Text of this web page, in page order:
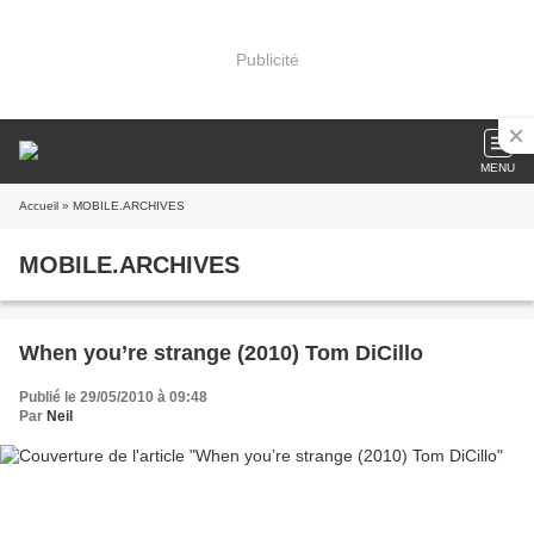
Publicité
MENU
Accueil » MOBILE.ARCHIVES
MOBILE.ARCHIVES
When you’re strange (2010) Tom DiCillo
Publié le 29/05/2010 à 09:48
Par Neil